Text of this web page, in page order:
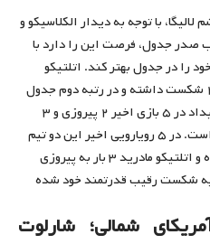
با توجه به دیدار الکلاسیکو و
صدر جدول، فرصت این را دارد با
را در جدول بهتر کند. اتلتیکو
مادرید در ۵ بازی قبلی ۳ پیروزی و ۲ شکست داشته و در رتبه دوم جدول
قرار دارد. رقیب اتلتیکو، رئال سوسیداد در ۵ بازی اخیر ۲ پیروزی و ۳
مساوی داشته و بدون شکست بوده است. در ۵ رویارویی اخیر این دو تیم
همیشه تیم میزبان به پیروزی رسیده و اتلتیکو مادرید ۳ بار به پیروزی
۲ بار موفق به شکست رقیب قدرتمند خود شده
شمالی؛ شارلوت